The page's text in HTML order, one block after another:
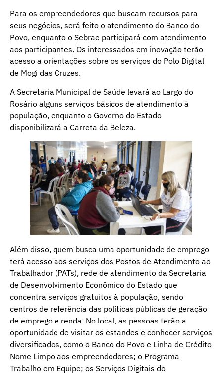
Para os empreendedores que buscam recursos para
seus negócios, será feito o atendimento do Banco do
Povo, enquanto o Sebrae participará com atendimento
aos participantes. Os interessados em inovação terão
acesso a orientações sobre os serviços do Polo Digital
de Mogi das Cruzes.
A Secretaria Municipal de Saúde levará ao Largo do
Rosário alguns serviços básicos de atendimento à
população, enquanto o Governo do Estado
disponibilizará a Carreta da Beleza.
Além disso, quem busca uma oportunidade de emprego
terá acesso aos serviços dos Postos de Atendimento ao
Trabalhador (PATs), rede de atendimento da Secretaria
de Desenvolvimento Econômico do Estado que
concentra serviços gratuitos à população, sendo
centros de referência das políticas públicas de geração
de emprego e renda. No local, as pessoas terão a
oportunidade de visitar os estandes e conhecer serviços
diversificados, como o Banco do Povo e Linha de Crédito
Nome Limpo aos empreendedores; o Programa
Trabalho em Equipe; os Serviços Digitais do